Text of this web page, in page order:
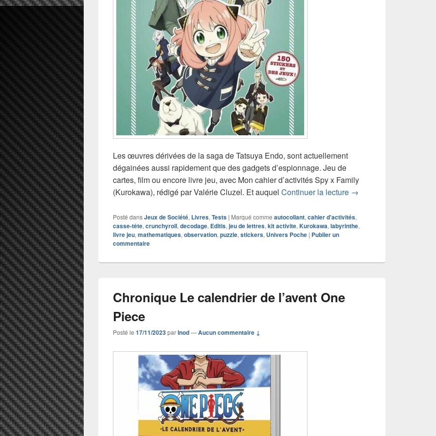
Les œuvres dérivées de la saga de Tatsuya Endo, sont actuellement
dégainées aussi rapidement que des gadgets d’espionnage. Jeu de
cartes, film ou encore livre jeu, avec Mon cahier d’activités Spy x Family
(Kurokawa), rédigé par Valérie Cluzel. Et auquel Continuer la lecture Chronique livre jeu Mon
→
Posté dansJeux de Société, Livres, Tests | Marqué comme autocollant, cahier d'activités,
casse-tête, crunchyroll, decodage, Editis, jeu de lettres, kit activite, Kurokawa, labyrinthe,
livre jeu, mathematiques, observation, puzzle, stickers, Univers Poche | Publier un
commentaire
Chronique Le calendrier de l’avent One
Piece
Posté le 17/11/2023parInod—Aucun commentaire ↓